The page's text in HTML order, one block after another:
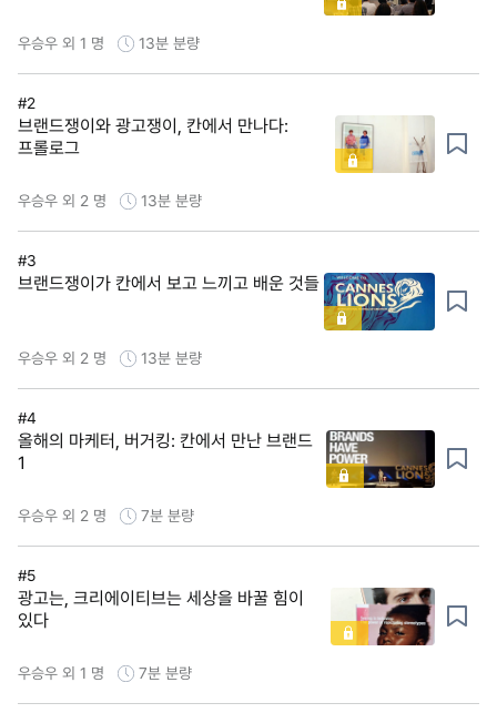
우승우 외 1 명 13분 분량
#2
브랜드쟁이와 광고쟁이, 칸에서 만나다:
프롤로그
우승우 외 2 명 13분 분량
#3
브랜드쟁이가 칸에서 보고 느끼고 배운 것들
우승우 외 2 명 13분 분량
#4
올해의 마케터, 버거킹: 칸에서 만난 브랜드
1
우승우 외 2 명 7분 분량
#5
광고는, 크리에이티브는 세상을 바꿀 힘이
있다
우승우 외 1 명 7분 분량